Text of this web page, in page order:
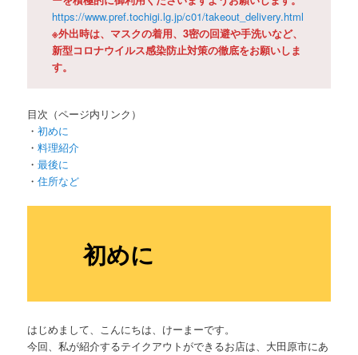
https://www.pref.tochigi.lg.jp/c01/takeout_delivery.html
※外出時は、マスクの着用、3密の回避や手洗いなど、
新型コロナウイルス感染防止対策の徹底をお願いしま
す。
目次（ページ内リンク）
・初めに
・料理紹介
・最後に
・住所など
初めに
はじめまして、こんにちは、けーまーです。
今回、私が紹介するテイクアウトができるお店は、大田原市にあ